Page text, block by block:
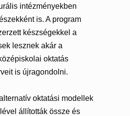
intézményekben
is. A program
készségekkel a
lesznek akár a
oktatás
is újragondolni.
oktatási modellek
állították össze és